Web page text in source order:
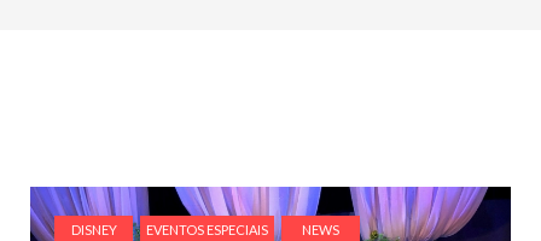
DISNEY EVENTOS ESPECIAIS NEWS